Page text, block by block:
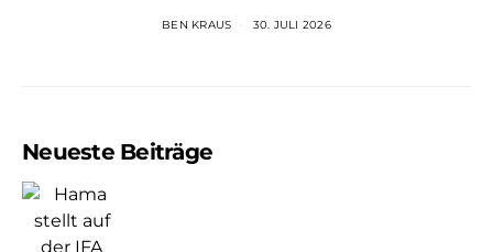
BEN KRAUS 30. JULI 2026
Neueste Beiträge